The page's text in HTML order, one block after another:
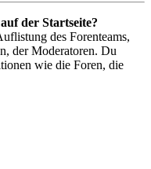
der Startseite?
des Forenteams,
der Moderatoren. Du
wie die Foren, die